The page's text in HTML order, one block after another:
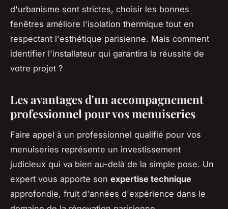
d'urbanisme sont strictes, choisir les bonnes
fenêtres améliore l'isolation thermique tout en
respectant l'esthétique parisienne. Mais comment
identifier l'installateur qui garantira la réussite de
votre projet ?
Les avantages d'un accompagnement
professionnel pour vos menuiseries
Faire appel à un professionnel qualifié pour vos
menuiseries représente un investissement
judicieux qui va bien au-delà de la simple pose. Un
expert vous apporte son expertise technique
approfondie, fruit d'années d'expérience dans le